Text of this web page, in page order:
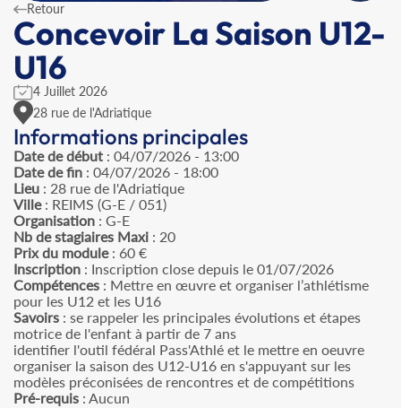
Retour
Concevoir La Saison U12-
U16
4 Juillet 2026
28 rue de l'Adriatique
Informations principales
Date de début : 04/07/2026 - 13:00
Date de fin : 04/07/2026 - 18:00
Lieu : 28 rue de l'Adriatique
Ville: REIMS (G-E / 051)
Organisation : G-E
Nb de stagiaires Maxi : 20
Prix du module: 60 €
Inscription : Inscription close depuis le 01/07/2026
Compétences : Mettre en œuvre et organiser l’athlétisme
pour les U12 et les U16
Savoirs : se rappeler les principales évolutions et étapes
motrice de l'enfant à partir de 7 ans
identifier l'outil fédéral Pass'Athlé et le mettre en oeuvre
organiser la saison des U12-U16 en s'appuyant sur les
modèles préconisées de rencontres et de compétitions
Pré-requis : Aucun